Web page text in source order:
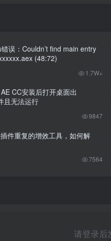
误：Couldn’t find main entry
(48:72)
1.7W+
CC安装后打开桌面出
且无法运行
9847
件重复的增效工具，如何解
7564
请登录后